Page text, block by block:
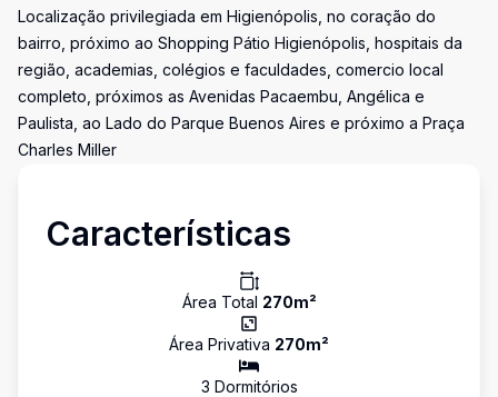
Localização privilegiada em Higienópolis, no coração do
bairro, próximo ao Shopping Pátio Higienópolis, hospitais da
região, academias, colégios e faculdades, comercio local
completo, próximos as Avenidas Pacaembu, Angélica e
Paulista, ao Lado do Parque Buenos Aires e próximo a Praça
Charles Miller
Características
Área Total 270m²
Área Privativa 270m²
3 Dormitórios